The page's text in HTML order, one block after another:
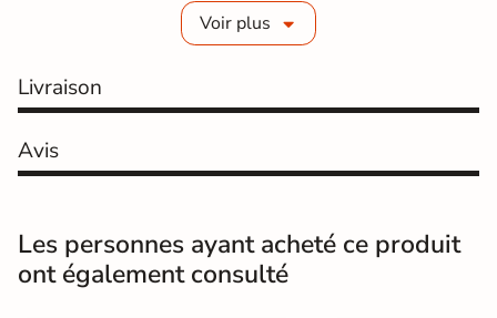
Sol intérieur
Fabrication
Résistance à
Masse colorée Oui
Voir plus
Livraison
Avis
Les personnes ayant acheté ce produit
ont également consulté